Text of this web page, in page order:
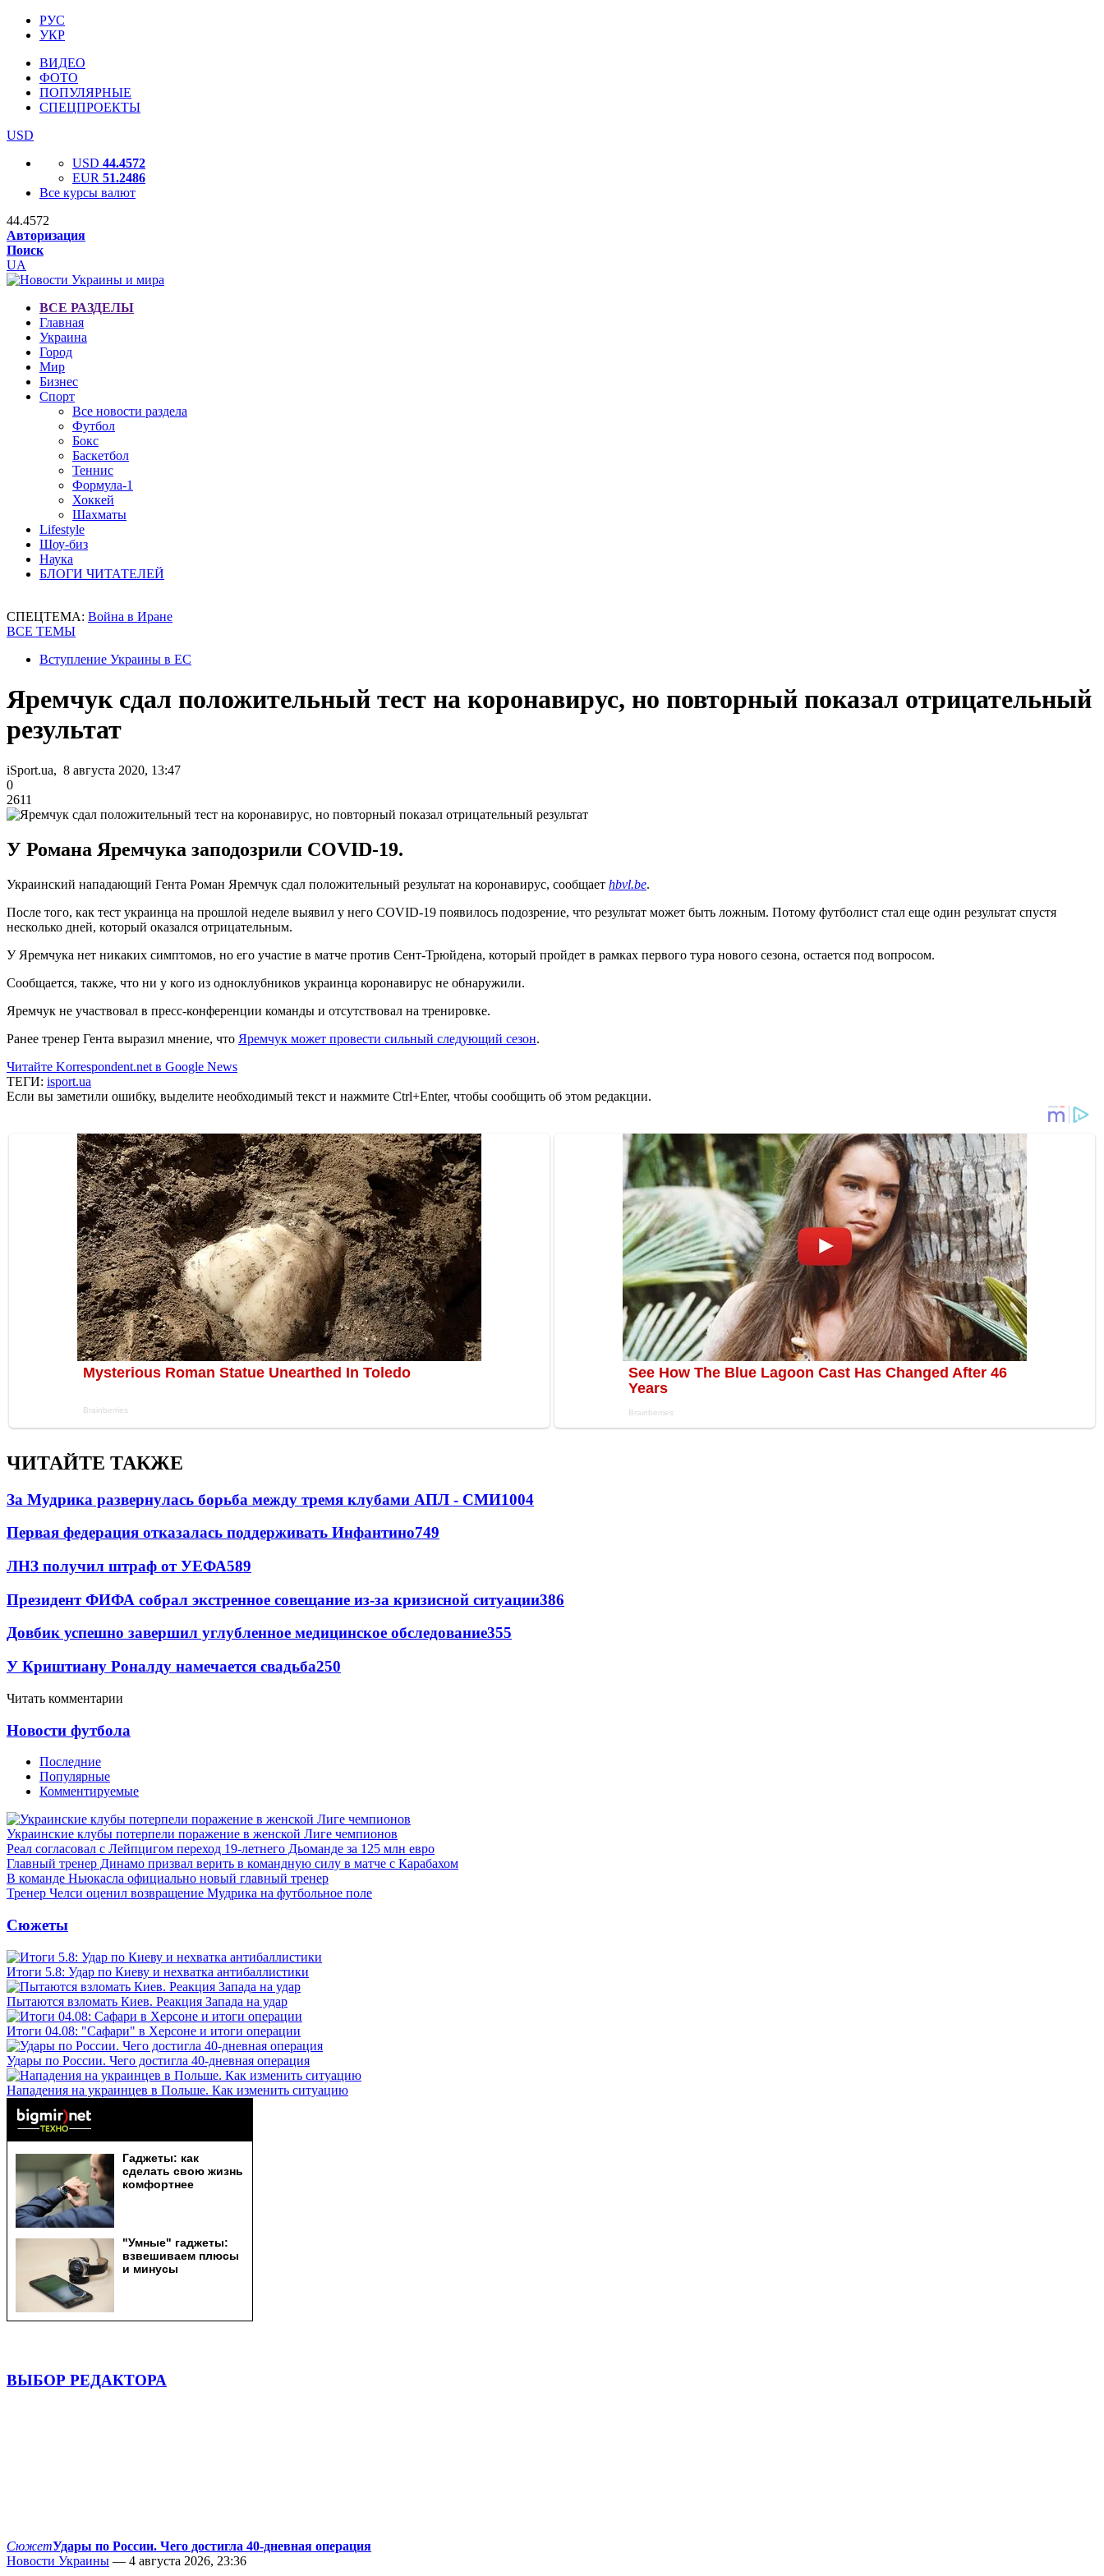
РУС
УКР
ВИДЕО
ФОТО
ПОПУЛЯРНЫЕ
СПЕЦПРОЕКТЫ
USD
USD 44.4572
EUR 51.2486
Все курсы валют
44.4572
Авторизация
Поиск
UA
ВСЕ РАЗДЕЛЫ
Главная
Украина
Город
Мир
Бизнес
Спорт
Все новости раздела
Футбол
Бокс
Баскетбол
Теннис
Формула-1
Хоккей
Шахматы
Lifestyle
Шоу-биз
Наука
БЛОГИ ЧИТАТЕЛЕЙ
СПЕЦТЕМА: Война в Иране
ВСЕ ТЕМЫ
Вступление Украины в ЕС
Яремчук сдал положительный тест на коронавирус, но повторный показал отрицательный
результат
iSport.ua, 8 августа 2020, 13:47
0
2611
У Романа Яремчука заподозрили COVID-19.
Украинский нападающий Гента Роман Яремчук сдал положительный результат на коронавирус, сообщает hbvl.be.
После того, как тест украинца на прошлой неделе выявил у него COVID-19 появилось подозрение, что результат может быть ложным. Потому футболист стал еще один результат спустя
несколько дней, который оказался отрицательным.
У Яремчука нет никаких симптомов, но его участие в матче против Сент-Трюйдена, который пройдет в рамках первого тура нового сезона, остается под вопросом.
Сообщается, также, что ни у кого из одноклубников украинца коронавирус не обнаружили.
Яремчук не участвовал в пресс-конференции команды и отсутствовал на тренировке.
Ранее тренер Гента выразил мнение, что Яремчук может провести сильный следующий сезон.
Читайте Korrespondent.net в Google News
ТЕГИ: isport.ua
Если вы заметили ошибку, выделите необходимый текст и нажмите Ctrl+Enter, чтобы сообщить об этом редакции.
ЧИТАЙТЕ ТАКЖЕ
За Мудрика развернулась борьба между тремя клубами АПЛ - СМИ1004
Первая федерация отказалась поддерживать Инфантино749
ЛНЗ получил штраф от УЕФА589
Президент ФИФА собрал экстренное совещание из-за кризисной ситуации386
Довбик успешно завершил углубленное медицинское обследование355
У Криштиану Роналду намечается свадьба250
Читать комментарии
Новости футбола
Последние
Популярные
Комментируемые
Украинские клубы потерпели поражение в женской Лиге чемпионов
Реал согласовал с Лейпцигом переход 19-летнего Дьоманде за 125 млн евро
Главный тренер Динамо призвал верить в командную силу в матче с Карабахом
В команде Ньюкасла официально новый главный тренер
Тренер Челси оценил возвращение Мудрика на футбольное поле
Сюжеты
Итоги 5.8: Удар по Киеву и нехватка антибаллистики
Пытаются взломать Киев. Реакция Запада на удар
Итоги 04.08: "Сафари" в Херсоне и итоги операции
Удары по России. Чего достигла 40-дневная операция
Нападения на украинцев в Польше. Как изменить ситуацию
ВЫБОР РЕДАКТОРА
СюжетУдары по России. Чего достигла 40-дневная операция
Новости Украины — 4 августа 2026, 23:36